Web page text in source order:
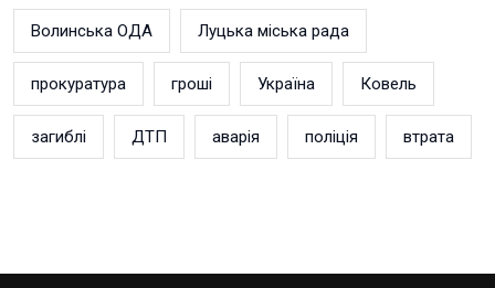
Волинська ОДА Луцька міська рада
прокуратура гроші Україна Ковель
загиблі ДТП аварія поліція втрата